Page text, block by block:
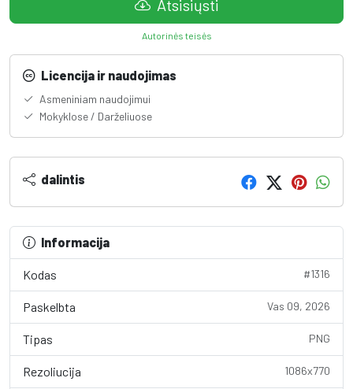
Atsisiųsti
Autorinės teisės
Licencija ir naudojimas
Asmeniniam naudojimui
Mokyklose / Darželiuose
dalintis
Informacija
Kodas #1316
Paskelbta Vas 09, 2026
Tipas PNG
Rezoliucija 1086x770